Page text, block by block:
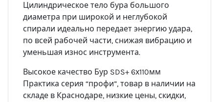
Цилиндрическое тело бура большого
диаметра при широкой и неглубокой
спирали идеально передает энергию удара,
по всей рабочей части, снижая вибрацию и
уменьшая износ инструмента.
Высокое качество Бур SDS+ 6х110мм
Практика серия “профи”, товар в наличии на
складе в Краснодаре, низкие цены, скидки,